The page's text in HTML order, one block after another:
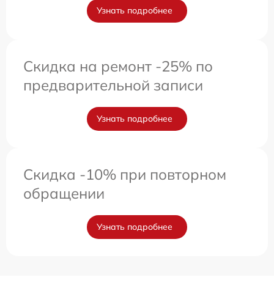
Узнать подробнее
Скидка на ремонт -25% по
предварительной записи
Узнать подробнее
Скидка -10% при повторном
обращении
Узнать подробнее